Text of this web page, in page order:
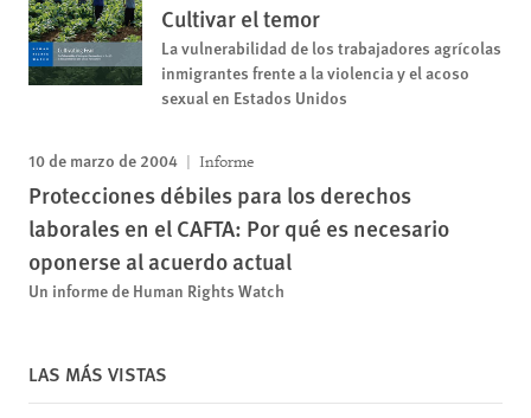
Cultivar el temor
La vulnerabilidad de los trabajadores agrícolas
inmigrantes frente a la violencia y el acoso
sexual en Estados Unidos
10 de marzo de 2004 Informe
Protecciones débiles para los derechos
laborales en el CAFTA: Por qué es necesario
oponerse al acuerdo actual
Un informe de Human Rights Watch
LAS MÁS VISTAS